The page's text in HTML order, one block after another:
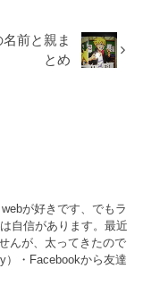
前と親ま
とめ
が好きです、でもラ
自信があります。最近
んが、太ってきたので
）・Facebookから友達